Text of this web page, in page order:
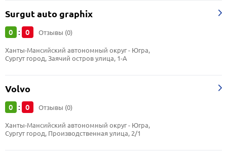
Surgut auto graphix
0 : 0 Отзывы (0)
Ханты-Мансийский автономный округ - Югра,
Сургут город, Заячий остров улица, 1-А
Volvo
0 : 0 Отзывы (0)
Ханты-Мансийский автономный округ - Югра,
Сургут город, Производственная улица, 2/1